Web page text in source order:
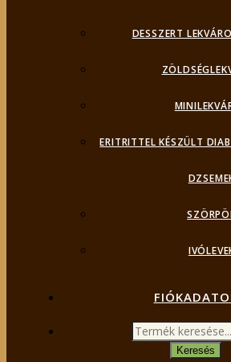
DESSZERT
ERITRITTEL KÉSZÜLT
Products
search
Keresés